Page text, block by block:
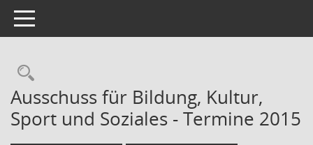
Toggle navigation
Ausschuss für Bildung, Kultur,
Sport und Soziales - Termine 2015